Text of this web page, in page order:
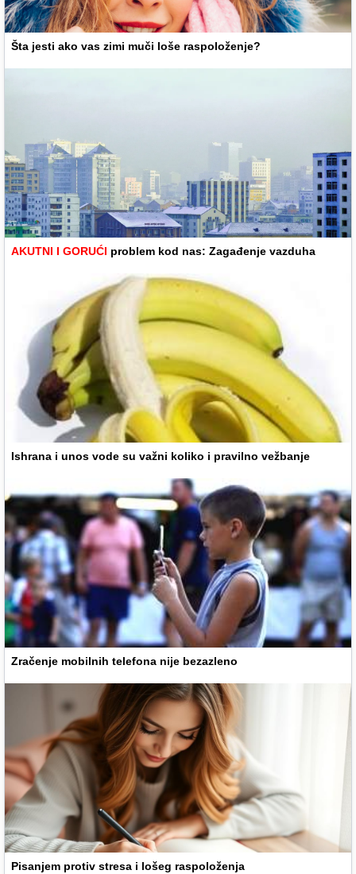
Šta jesti ako vas zimi muči loše raspoloženje?
AKUTNI I GORUĆI problem kod nas: Zagađenje vazduha
Ishrana i unos vode su važni koliko i pravilno vežbanje
Zračenje mobilnih telefona nije bezazleno
Pisanjem protiv stresa i lošeg raspoloženja